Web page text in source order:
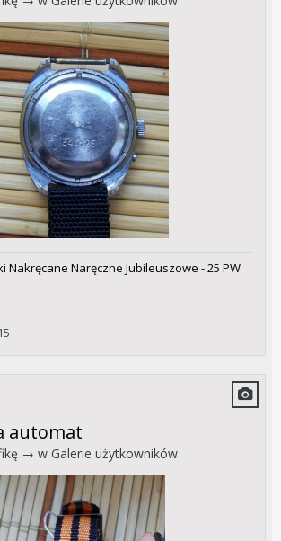
Nakręcane Naręczne Jubileuszowe - 25 PW
automat
→ w Galerie użytkowników